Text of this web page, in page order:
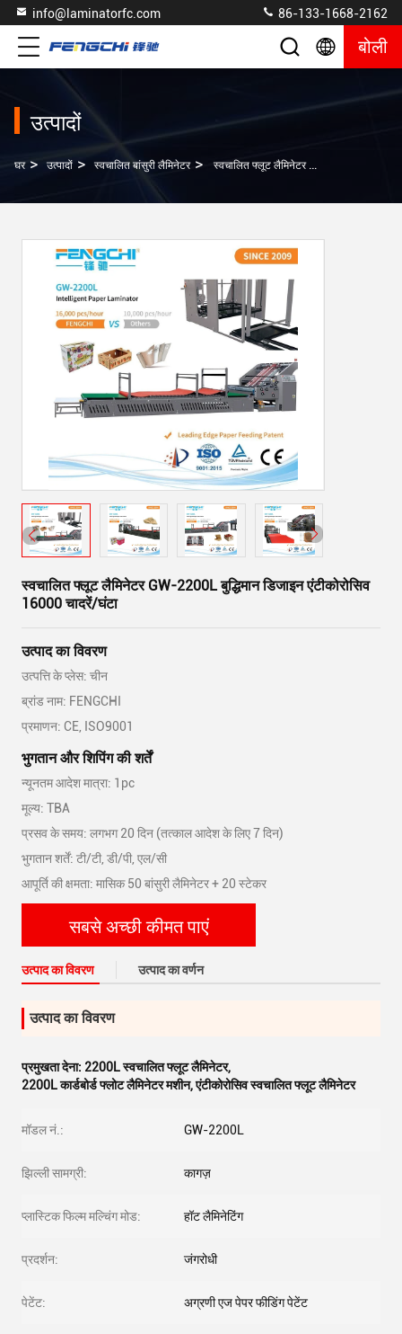
info@laminatorfc.com 86-133-1668-2162
बोली
उत्पादों
घर > उत्पादों > स्वचालित बांसुरी लैमिनेटर > स्वचालित फ्लूट लैमिनेटर GW-2200L बुद्धिमान डिजाइन एंटीकोरोसिव 16000 चादरें/घंटा
स्वचालित फ्लूट लैमिनेटर GW-2200L बुद्धिमान डिजाइन एंटीकोरोसिव
16000 चादरें/घंटा
उत्पाद का विवरण
उत्पत्ति के प्लेस: चीन
ब्रांड नाम: FENGCHI
प्रमाणन: CE, ISO9001
भुगतान और शिपिंग की शर्तें
न्यूनतम आदेश मात्रा: 1pc
मूल्य: TBA
प्रसव के समय: लगभग 20 दिन (तत्काल आदेश के लिए 7 दिन)
भुगतान शर्तें: टी/टी, डी/पी, एल/सी
आपूर्ति की क्षमता: मासिक 50 बांसुरी लैमिनेटर + 20 स्टेकर
सबसे अच्छी कीमत पाएं
उत्पाद का विवरण उत्पाद का वर्णन
उत्पाद का विवरण
प्रमुखता देना: 2200L स्वचालित फ्लूट लैमिनेटर,
2200L कार्डबोर्ड फ्लोट लैमिनेटर मशीन,एंटीकोरोसिव स्वचालित फ्लूट लैमिनेटर
मॉडल नं.: GW-2200L
झिल्ली सामग्री: कागज़
प्लास्टिक फिल्म मल्चिंग मोड: हॉट लैमिनेटिंग
प्रदर्शन: जंगरोधी
पेटेंट: अग्रणी एज पेपर फीडिंग पेटेंट